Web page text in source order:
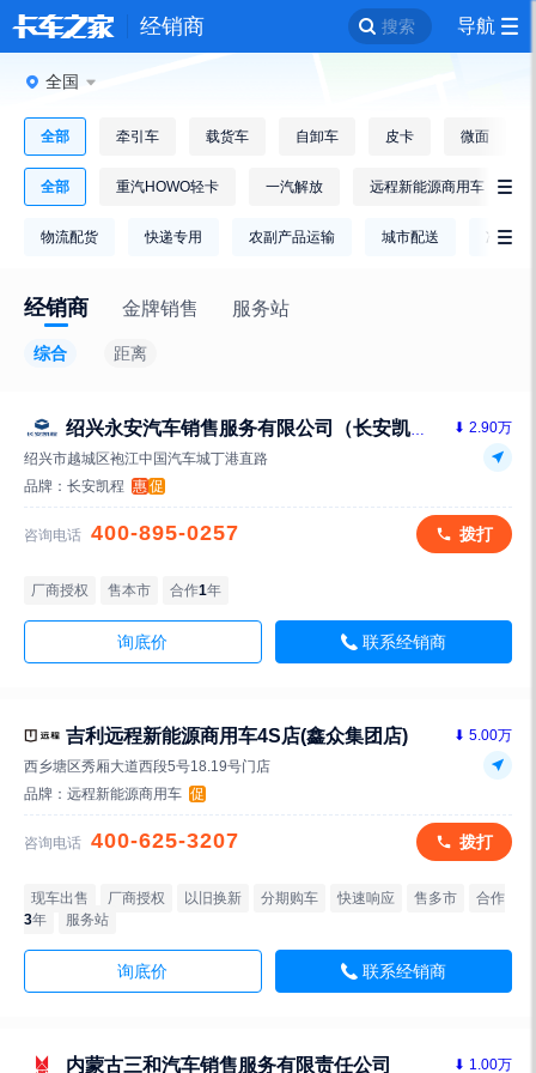
经销商 搜索 导航
全国
全部 牵引车 载货车 自卸车 皮卡 微面
全部 重汽HOWO轻卡 一汽解放 远程新能源商用车 
物流配货 快递专用 农副产品运输 城市配送 冷链运

经销商 金牌销售 服务站
综合 距离
绍兴永安汽车销售服务有限公司（长安凯程）
⬇ 2.90万
绍兴市越城区袍江中国汽车城丁港直路
品牌： 长安凯程 惠促
咨询电话 400-895-0257 拨打
厂商授权 售本市 合作1年
询底价 联系经销商
吉利远程新能源商用车4S店(鑫众集团店)
⬇ 5.00万
西乡塘区秀厢大道西段5号18.19号门店
品牌： 远程新能源商用车 促
咨询电话 400-625-3207 拨打
现车出售 厂商授权 以旧换新 分期购车 快速响应 售多市
合作
3年 服务站
询底价 联系经销商
内蒙古三和汽车销售服务有限责任公司 ⬇ 1.00万